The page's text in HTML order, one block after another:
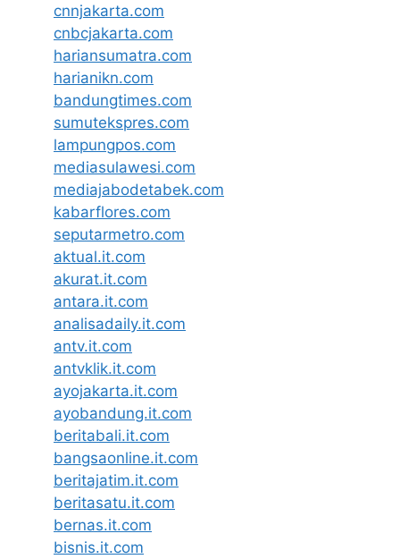
cnnjakarta.com
cnbcjakarta.com
hariansumatra.com
harianikn.com
bandungtimes.com
sumutekspres.com
lampungpos.com
mediasulawesi.com
mediajabodetabek.com
kabarflores.com
seputarmetro.com
aktual.it.com
akurat.it.com
antara.it.com
analisadaily.it.com
antv.it.com
antvklik.it.com
ayojakarta.it.com
ayobandung.it.com
beritabali.it.com
bangsaonline.it.com
beritajatim.it.com
beritasatu.it.com
bernas.it.com
bisnis.it.com